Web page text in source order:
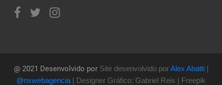
@ 2021 Desenvolvido porSite desenvolvido porAlex Abatti|
@nxwebagencia | Designer Gráfico: Gabriel Reis | Freepik